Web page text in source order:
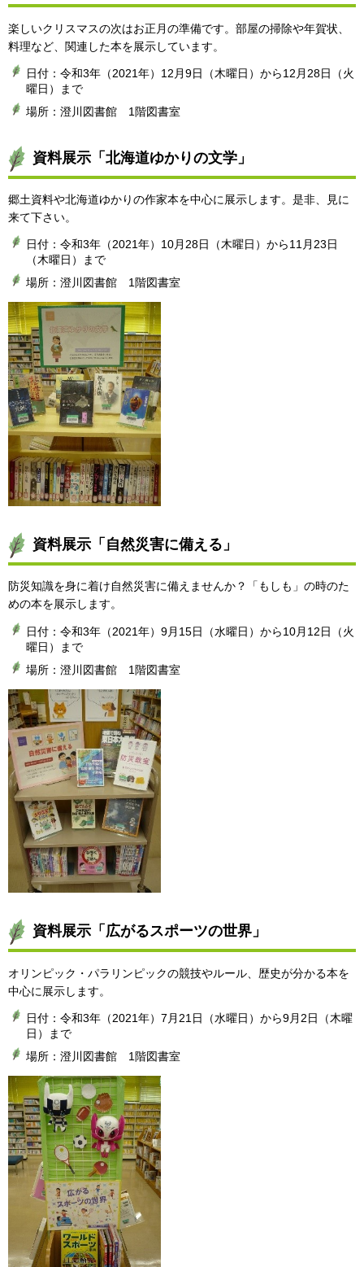
楽しいクリスマスの次はお正月の準備です。部屋の掃除や年賀状、
料理など、関連した本を展示しています。
日付：令和3年（2021年）12月9日（木曜日）から12月28日（火
曜日）まで
場所：澄川図書館 1階図書室
資料展示「北海道ゆかりの文学」
郷土資料や北海道ゆかりの作家本を中心に展示します。是非、見に
来て下さい。
日付：令和3年（2021年）10月28日（木曜日）から11月23日
（木曜日）まで
場所：澄川図書館 1階図書室
資料展示「自然災害に備える」
防災知識を身に着け自然災害に備えませんか？「もしも」の時のた
めの本を展示します。
日付：令和3年（2021年）9月15日（水曜日）から10月12日（火
曜日）まで
場所：澄川図書館 1階図書室
資料展示「広がるスポーツの世界」
オリンピック・パラリンピックの競技やルール、歴史が分かる本を
中心に展示します。
日付：令和3年（2021年）7月21日（水曜日）から9月2日（木曜
日）まで
場所：澄川図書館 1階図書室